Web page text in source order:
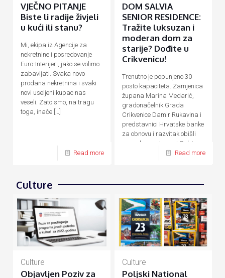
VJEČNO PITANJE
Biste li radije živjeli
u kući ili stanu?
Mi, ekipa iz Agencije za
nekretnine i posredovanje
Euro-Interijeri, jako se volimo
zabavljati. Svaka novo
prodana nekretnina i svaki
novi useljeni kupac nas
veseli. Zato smo, na tragu
toga, inače […]
Read more
DOM SALVIA
SENIOR RESIDENCE:
Tražite luksuzan i
moderan dom za
starije? Dođite u
Crikvenicu!
Trenutno je popunjeno 30
posto kapaciteta. Zamjenica
župana Marina Medarić,
gradonačelnik Grada
Crikvenice Damir Rukavina i
predstavnici Hrvatske banke
za obnovu i razvitak obišli
su nedavno otvoreni Salvia
Senior Residence, […]
Read more
Culture
Culture
Objavljen Poziv za
Culture
Poljski National